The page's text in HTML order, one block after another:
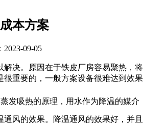
本方案
2023-09-05
决。原因在于铁皮厂房容易聚热
重要的，一般方案设备很难达到效果
发吸热的原理，用水作为降温的媒
风的效果。降温通风的效果好，并